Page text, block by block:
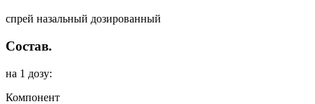
спрей назальный дозированный
Состав.
на 1 дозу:
Компонент